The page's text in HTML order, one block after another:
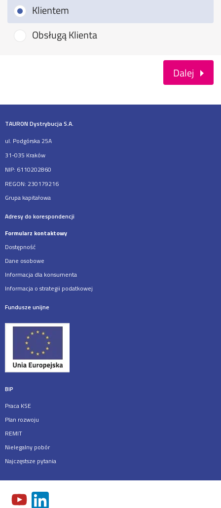
Klientem
Obsługą Klienta
Dalej
TAURON Dystrybucja S.A.
ul. Podgórska 25A
31-035 Kraków
NIP: 6110202860
REGON: 230179216
Grupa kapitałowa
Adresy do korespondencji
Formularz kontaktowy
Dostępność
Dane osobowe
Informacja dla konsumenta
Informacja o strategii podatkowej
Fundusze unijne
BIP
Praca KSE
Plan rozwoju
REMIT
Nielegalny pobór
Najczęstsze pytania